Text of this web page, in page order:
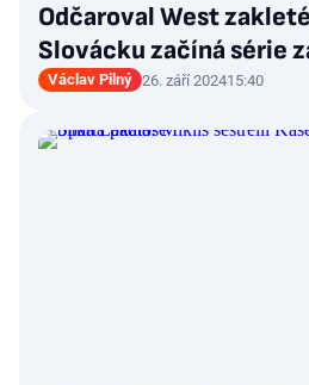
Odčaroval West
Slovácku začíná série
Václav Pilný 26. září 202415:40